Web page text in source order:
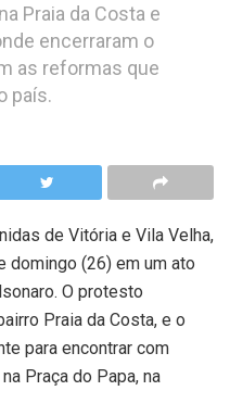
Praia da Costa e
encerraram o
as reformas que
país.
de Vitória e Vila Velha,
domingo (26) em um ato
O protesto
Praia da Costa, e o
para encontrar com
Praça do Papa, na